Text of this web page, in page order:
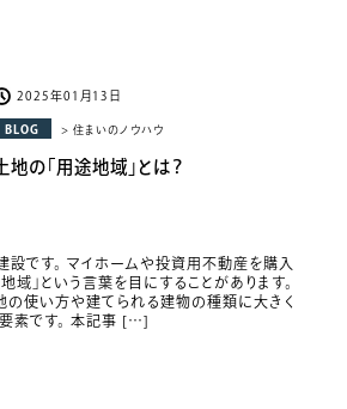
2025年01月13日
BLOG > 住まいのノウハウ
地の「用途地域」とは？
設です。 マイホームや投資用不動産を購入
域」という言葉を目にすることがあります。
の使い方や建てられる建物の種類に大きく
素です。 本記事 […]